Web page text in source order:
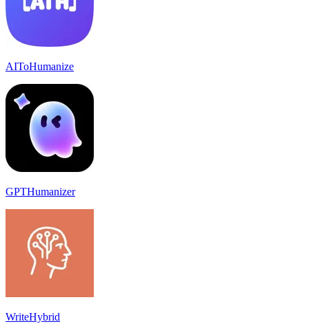
AIToHumanize
GPTHumanizer
WriteHybrid